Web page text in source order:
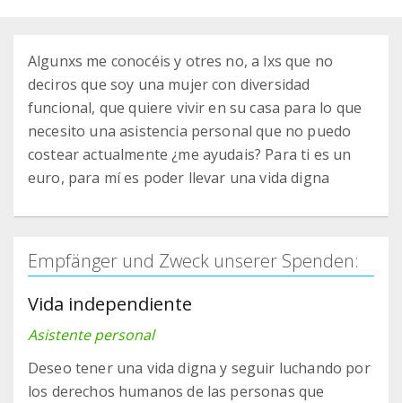
Algunxs me conocéis y otres no, a lxs que no
deciros que soy una mujer con diversidad
funcional, que quiere vivir en su casa para lo que
necesito una asistencia personal que no puedo
costear actualmente ¿me ayudais? Para ti es un
euro, para mí es poder llevar una vida digna
Empfänger und Zweck unserer Spenden:
Vida independiente
Asistente personal
Deseo tener una vida digna y seguir luchando por
los derechos humanos de las personas que